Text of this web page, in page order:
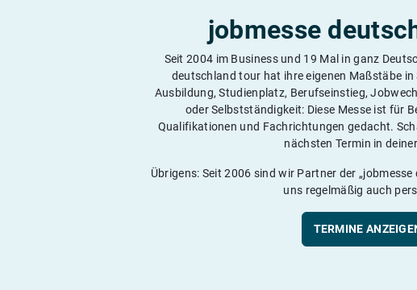
jobmesse
Seit 2004 im Business und 19 Mal in ganz
deutschland tour hat ihre eigenen Maßstäbe in
Ausbildung, Studienplatz, Berufseinstieg,
oder Selbstständigkeit: Diese Messe ist für
Qualifikationen und Fachrichtungen gedacht.
nächsten Termin in
Übrigens: Seit 2006 sind wir Partner der
uns regelmäßig auch
TERMINE